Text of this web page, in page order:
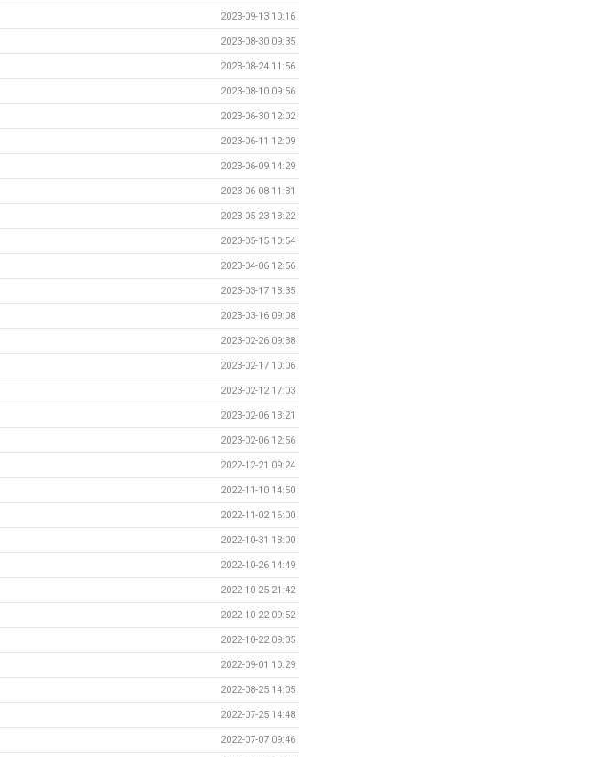
2023-09-13 10:16
2023-08-30 09:35
2023-08-24 11:56
2023-08-10 09:56
2023-06-30 12:02
2023-06-11 12:09
2023-06-09 14:29
2023-06-08 11:31
2023-05-23 13:22
2023-05-15 10:54
2023-04-06 12:56
2023-03-17 13:35
2023-03-16 09:08
2023-02-26 09:38
2023-02-17 10:06
2023-02-12 17:03
2023-02-06 13:21
2023-02-06 12:56
2022-12-21 09:24
2022-11-10 14:50
2022-11-02 16:00
2022-10-31 13:00
2022-10-26 14:49
2022-10-25 21:42
2022-10-22 09:52
2022-10-22 09:05
2022-09-01 10:29
2022-08-25 14:05
2022-07-25 14:48
2022-07-07 09:46